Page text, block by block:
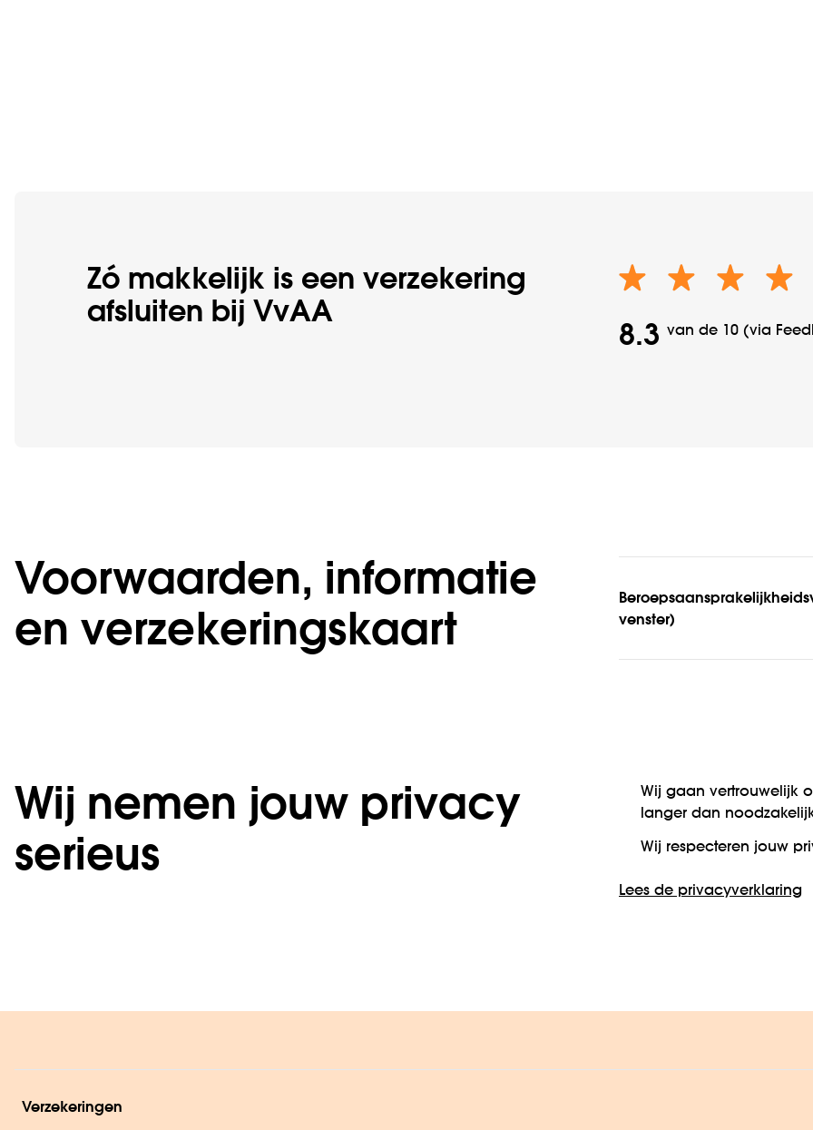
Zó makkelijk is een verzekering
afsluiten bij VvAA
8.3 van de 10 (via
Voorwaarden, informatie
en verzekeringskaart
venster)
Wij nemen jouw privacy
serieus
Wij gaan vertrouwelijk
langer dan
Wij respecteren jouw
Lees de privacyverklaring
Verzekeringen